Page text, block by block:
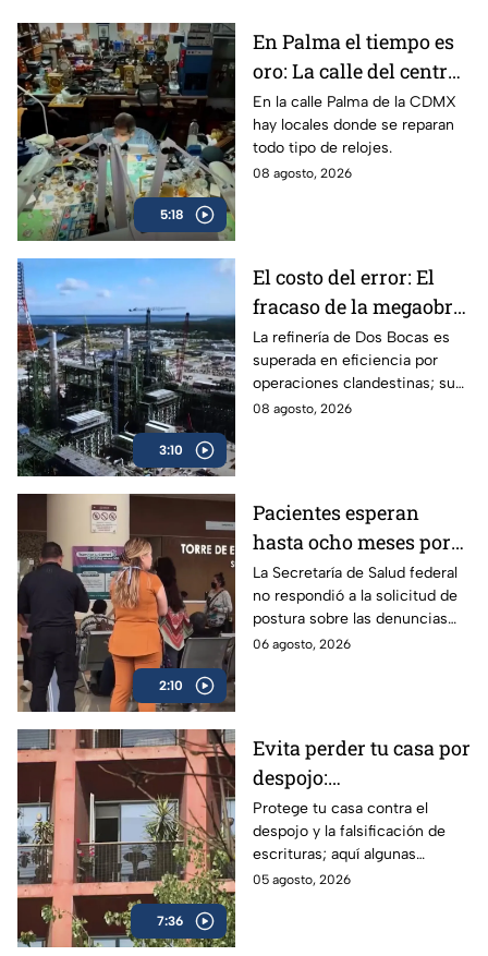
5:18
En Palma el tiempo es
oro: La calle del centro
de la CDMX donde se
reparan los relojes
En la calle Palma de la CDMX
hay locales donde se reparan
todo tipo de relojes.
08 agosto, 2026
3:10
El costo del error: El
fracaso de la megaobra
de Dos Bocas ante la
realidad operativa
La refinería de Dos Bocas es
superada en eficiencia por
operaciones clandestinas; su
alto costo y constantes fallas
08 agosto, 2026
2:10
Pacientes esperan
hasta ocho meses por
atención especializada
en el hospital “Dr.
Manuel Gea González”
La Secretaría de Salud federal
no respondió a la solicitud de
postura sobre las denuncias
para hacer citas en el hospital
06 agosto, 2026
7:36
Evita perder tu casa por
despojo:
Recomendaciones
notariales para blindar
tu patrimonio en CDMX
Protege tu casa contra el
despojo y la falsificación de
escrituras; aquí algunas
recomendaciones de expertos
05 agosto, 2026